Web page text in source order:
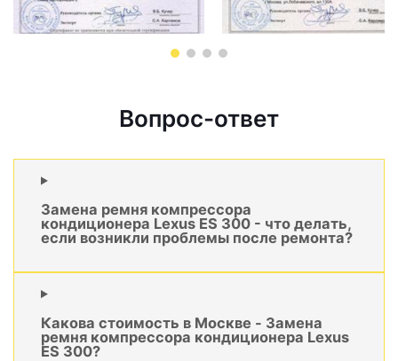
Вопрос-ответ
Замена ремня компрессора
кондиционера Lexus ES 300 - что делать,
если возникли проблемы после ремонта?
Какова стоимость в Москве - Замена
ремня компрессора кондиционера Lexus
ES 300?